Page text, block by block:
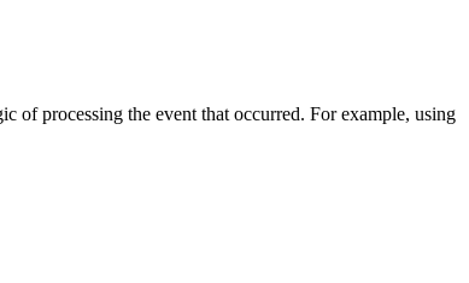
of processing the event that occurred. For example, using